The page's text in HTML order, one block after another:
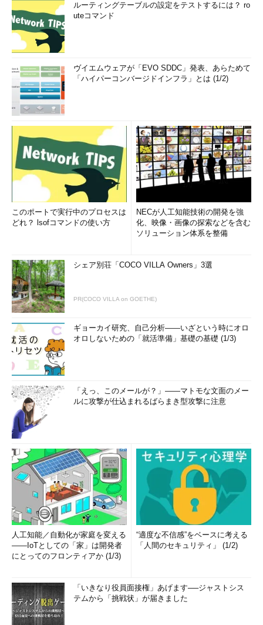
ルーティングテーブルの設定をテストするには？ ro
uteコマンド
ヴイエムウェアが「EVO SDDC」発表、あらためて
「ハイパーコンバージドインフラ」とは (1/2)
このポートで実行中のプロセスは
どれ？ lsofコマンドの使い方
NECが人工知能技術の開発を強
化、映像・画像の探索などを含む
ソリューション体系を整備
シェア別荘「COCO VILLA Owners」3選
PR(COCO VILLA on GOETHE)
ギョーカイ研究、自己分析――いざという時にオロ
オロしないための「就活準備」基礎の基礎 (1/3)
「えっ、このメールが？」――マトモな文面のメー
ルに攻撃が仕込まれるばらまき型攻撃に注意
人工知能／自動化が家庭を変える
――IoTとしての「家」は開発者
にとってのフロンティアか (1/3)
“適度な不信感”をベースに考える
「人間のセキュリティ」 (1/2)
「いきなり役員面接権」あげます──ジャストシス
テムから「挑戦状」が届きました